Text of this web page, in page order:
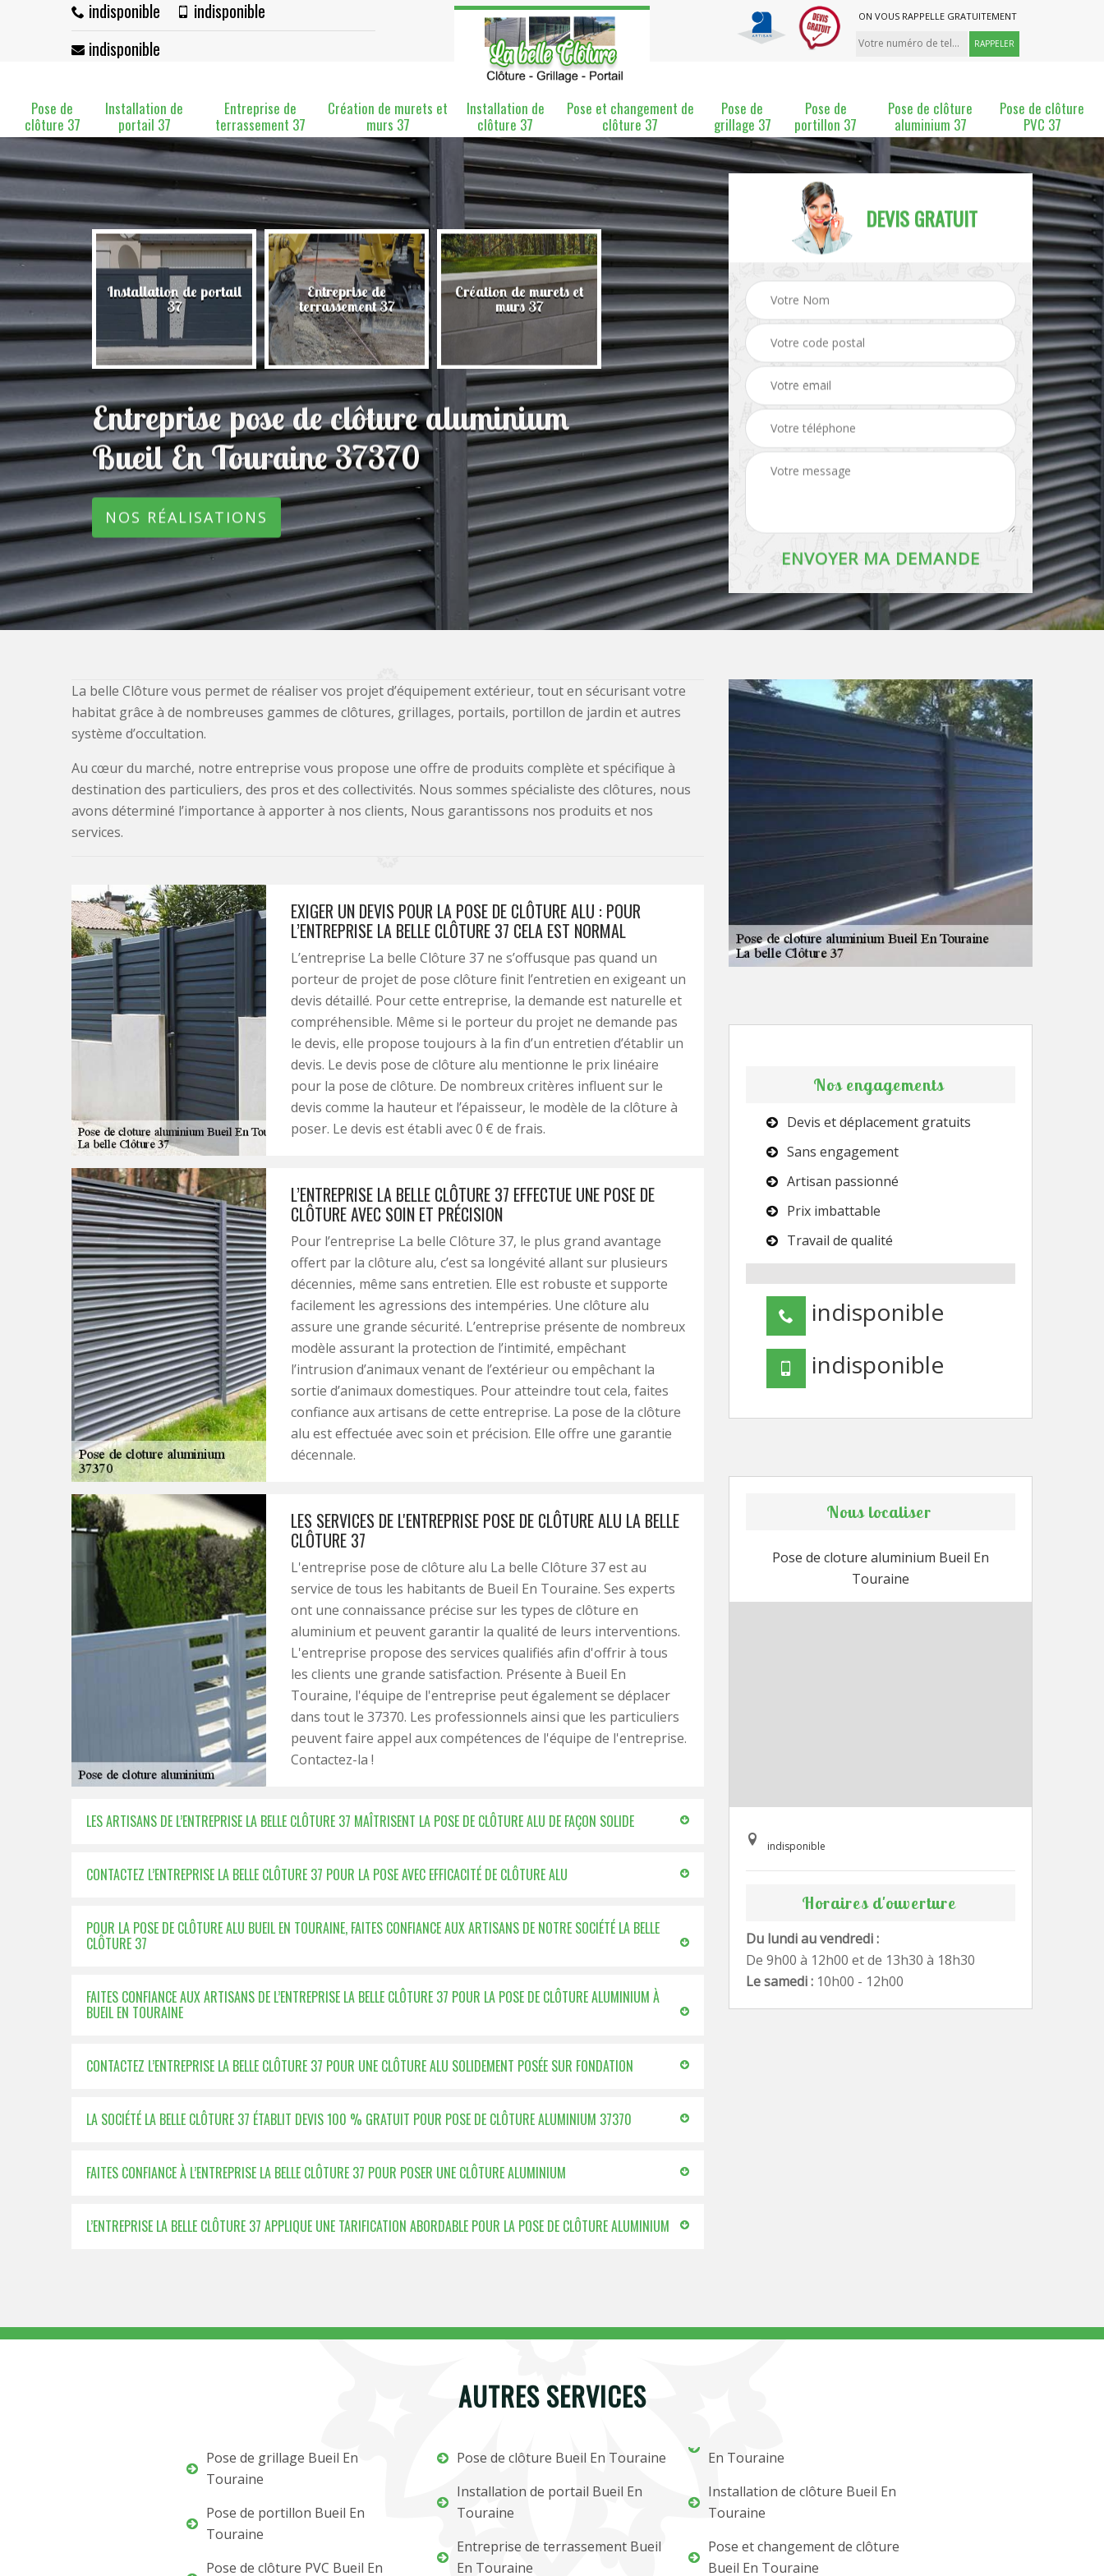
indisponible
indisponible
indisponible
ON VOUS RAPPELLE GRATUITEMENT
Pose de
clôture 37
Installation de
portail 37
Entreprise de
terrassement 37
Création de murets et
murs 37
Installation de
clôture 37
Pose et changement de
clôture 37
Pose de
grillage 37
Pose de
portillon 37
Pose de clôture
aluminium 37
Pose de clôture
PVC 37
37 Installation de portail
37
Entreprise de
terrassement 37
Création de murets et
murs 37
Installation de clôture
37
Pose et changement de Pose de grillage 37
Entreprise pose de clôture aluminium
Bueil En Touraine 37370
NOS RÉALISATIONS
DEVIS GRATUIT
La belle Clôture vous permet de réaliser vos projet d’équipement extérieur, tout en sécurisant votre
habitat grâce à de nombreuses gammes de clôtures, grillages, portails, portillon de jardin et autres
système d’occultation.
Au cœur du marché, notre entreprise vous propose une offre de produits complète et spécifique à
destination des particuliers, des pros et des collectivités. Nous sommes spécialiste des clôtures, nous
avons déterminé l’importance à apporter à nos clients, Nous garantissons nos produits et nos
services.
EXIGER UN DEVIS POUR LA POSE DE CLÔTURE ALU : POUR
L’ENTREPRISE LA BELLE CLÔTURE 37 CELA EST NORMAL
L’entreprise La belle Clôture 37 ne s’offusque pas quand un
porteur de projet de pose clôture finit l’entretien en exigeant un
devis détaillé. Pour cette entreprise, la demande est naturelle et
compréhensible. Même si le porteur du projet ne demande pas
le devis, elle propose toujours à la fin d’un entretien d’établir un
devis. Le devis pose de clôture alu mentionne le prix linéaire
pour la pose de clôture. De nombreux critères influent sur le
devis comme la hauteur et l’épaisseur, le modèle de la clôture à
poser. Le devis est établi avec 0 € de frais.
L’ENTREPRISE LA BELLE CLÔTURE 37 EFFECTUE UNE POSE DE
CLÔTURE AVEC SOIN ET PRÉCISION
Pour l’entreprise La belle Clôture 37, le plus grand avantage
offert par la clôture alu, c’est sa longévité allant sur plusieurs
décennies, même sans entretien. Elle est robuste et supporte
facilement les agressions des intempéries. Une clôture alu
assure une grande sécurité. L’entreprise présente de nombreux
modèle assurant la protection de l’intimité, empêchant
l’intrusion d’animaux venant de l’extérieur ou empêchant la
sortie d’animaux domestiques. Pour atteindre tout cela, faites
confiance aux artisans de cette entreprise. La pose de la clôture
alu est effectuée avec soin et précision. Elle offre une garantie
décennale.
LES SERVICES DE L'ENTREPRISE POSE DE CLÔTURE ALU LA BELLE
CLÔTURE 37
L'entreprise pose de clôture alu La belle Clôture 37 est au
service de tous les habitants de Bueil En Touraine. Ses experts
ont une connaissance précise sur les types de clôture en
aluminium et peuvent garantir la qualité de leurs interventions.
L'entreprise propose des services qualifiés afin d'offrir à tous
les clients une grande satisfaction. Présente à Bueil En
Touraine, l'équipe de l'entreprise peut également se déplacer
dans tout le 37370. Les professionnels ainsi que les particuliers
peuvent faire appel aux compétences de l'équipe de l'entreprise.
Contactez-la !
LES ARTISANS DE L’ENTREPRISE LA BELLE CLÔTURE 37 MAÎTRISENT LA POSE DE CLÔTURE ALU DE FAÇON SOLIDE
CONTACTEZ L’ENTREPRISE LA BELLE CLÔTURE 37 POUR LA POSE AVEC EFFICACITÉ DE CLÔTURE ALU
POUR LA POSE DE CLÔTURE ALU BUEIL EN TOURAINE, FAITES CONFIANCE AUX ARTISANS DE NOTRE SOCIÉTÉ LA BELLE
CLÔTURE 37
FAITES CONFIANCE AUX ARTISANS DE L’ENTREPRISE LA BELLE CLÔTURE 37 POUR LA POSE DE CLÔTURE ALUMINIUM À
BUEIL EN TOURAINE
CONTACTEZ L’ENTREPRISE LA BELLE CLÔTURE 37 POUR UNE CLÔTURE ALU SOLIDEMENT POSÉE SUR FONDATION
LA SOCIÉTÉ LA BELLE CLÔTURE 37 ÉTABLIT DEVIS 100 % GRATUIT POUR POSE DE CLÔTURE ALUMINIUM 37370
FAITES CONFIANCE À L’ENTREPRISE LA BELLE CLÔTURE 37 POUR POSER UNE CLÔTURE ALUMINIUM
L’ENTREPRISE LA BELLE CLÔTURE 37 APPLIQUE UNE TARIFICATION ABORDABLE POUR LA POSE DE CLÔTURE ALUMINIUM
Nos engagements
Devis et déplacement gratuits
Sans engagement
Artisan passionné
Prix imbattable
Travail de qualité
indisponible
indisponible
Nous localiser
Pose de cloture aluminium Bueil En
Touraine
indisponible
Horaires d'ouverture
Du lundi au vendredi :
De 9h00 à 12h00 et de 13h30 à 18h30
Le samedi : 10h00 - 12h00
AUTRES SERVICES
Pose de grillage Bueil En
Touraine
Pose de portillon Bueil En
Touraine
Pose de clôture PVC Bueil En
Pose de clôture Bueil En Touraine
Installation de portail Bueil En
Touraine
Entreprise de terrassement Bueil
En Touraine
En Touraine
Installation de clôture Bueil En
Touraine
Pose et changement de clôture
Bueil En Touraine